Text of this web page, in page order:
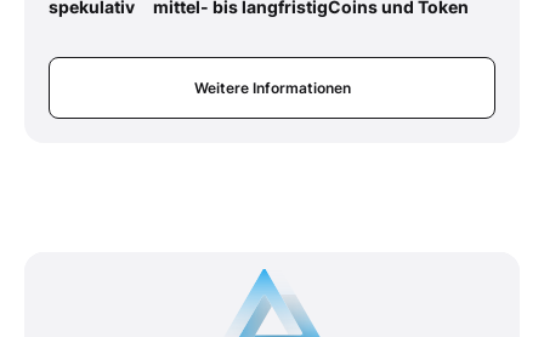
spekulativ mittel- bis langfristigCoins und Token
Weitere Informationen